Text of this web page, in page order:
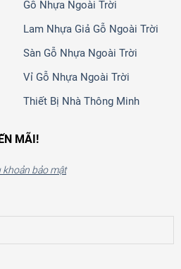
Gỗ Nhựa Ngoài Trời
Lam Nhựa Giả Gỗ Ngoài Trời
Sàn Gỗ Nhựa Ngoài Trời
Vỉ Gỗ Nhựa Ngoài Trời
Thiết Bị Nhà Thông Minh
MÃI!
khoản bảo mật